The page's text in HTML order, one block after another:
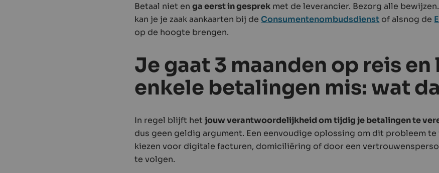
Betaal niet enga eerst in gesprek met de leverancier. Bezorg alle
kan je je zaak aankaarten bij deConsumentenombudsdienst of alsnog de
op de hoogte brengen.
Je gaat 3 maanden op reis
enkele betalingen mis: wat
In regel blijft hetjouw verantwoordelijkheid om tijdig je betalingen te
dus geen geldig argument. Een eenvoudige oplossing om dit probleem
kiezen voor digitale facturen, domiciliëring of door een
te volgen.